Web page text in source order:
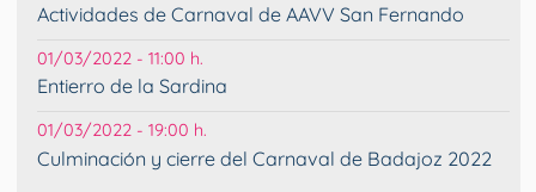
Actividades de Carnaval de AAVV San Fernando
01/03/2022 - 11:00 h.
Entierro de la Sardina
01/03/2022 - 19:00 h.
Culminación y cierre del Carnaval de Badajoz 2022